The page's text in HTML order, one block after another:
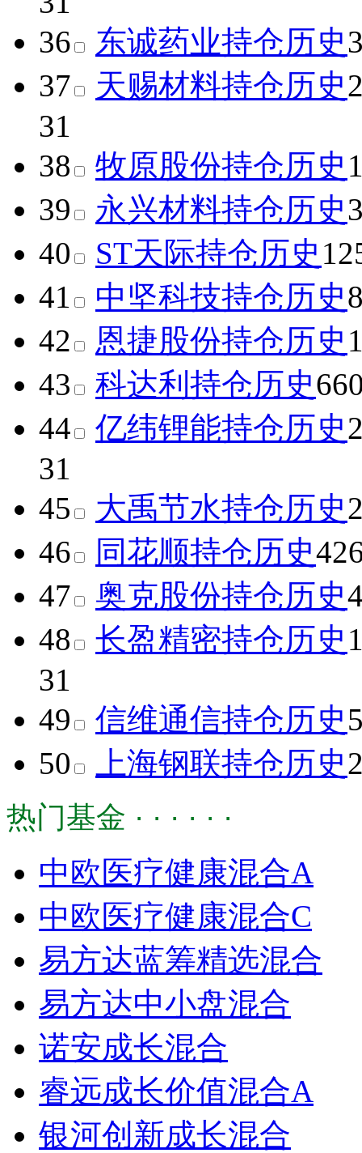
36
东诚药业持仓历史
37
天赐材料持仓历史
31
38
牧原股份持仓历史
39
永兴材料持仓历史
40
ST天际持仓历史
41
中坚科技持仓历史
42
恩捷股份持仓历史
43
科达利 持仓历史
44
亿纬锂能持仓历史
31
45
大禹节水持仓历史
46
同花顺持仓历史
47
奥克股份持仓历史
48
长盈精密持仓历史
31
49
信维通信持仓历史
50
上海钢联持仓历史
热门基金 · · · · · ·
中欧医疗健康混合A
中欧医疗健康混合C
易方达蓝筹精选混合
易方达中小盘混合
诺安成长混合
睿远成长价值混合A
银河创新成长混合